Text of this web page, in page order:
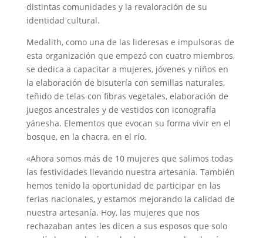
distintas comunidades y la revaloración de su
identidad cultural.
Medalith, como una de las lideresas e impulsoras de
esta organización que empezó con cuatro miembros,
se dedica a capacitar a mujeres, jóvenes y niños en
la elaboración de bisutería con semillas naturales,
teñido de telas con fibras vegetales, elaboración de
juegos ancestrales y de vestidos con iconografía
yánesha. Elementos que evocan su forma vivir en el
bosque, en la chacra, en el río.
«Ahora somos más de 10 mujeres que salimos todas
las festividades llevando nuestra artesanía. También
hemos tenido la oportunidad de participar en las
ferias nacionales, y estamos mejorando la calidad de
nuestra artesanía. Hoy, las mujeres que nos
rechazaban antes les dicen a sus esposos que solo